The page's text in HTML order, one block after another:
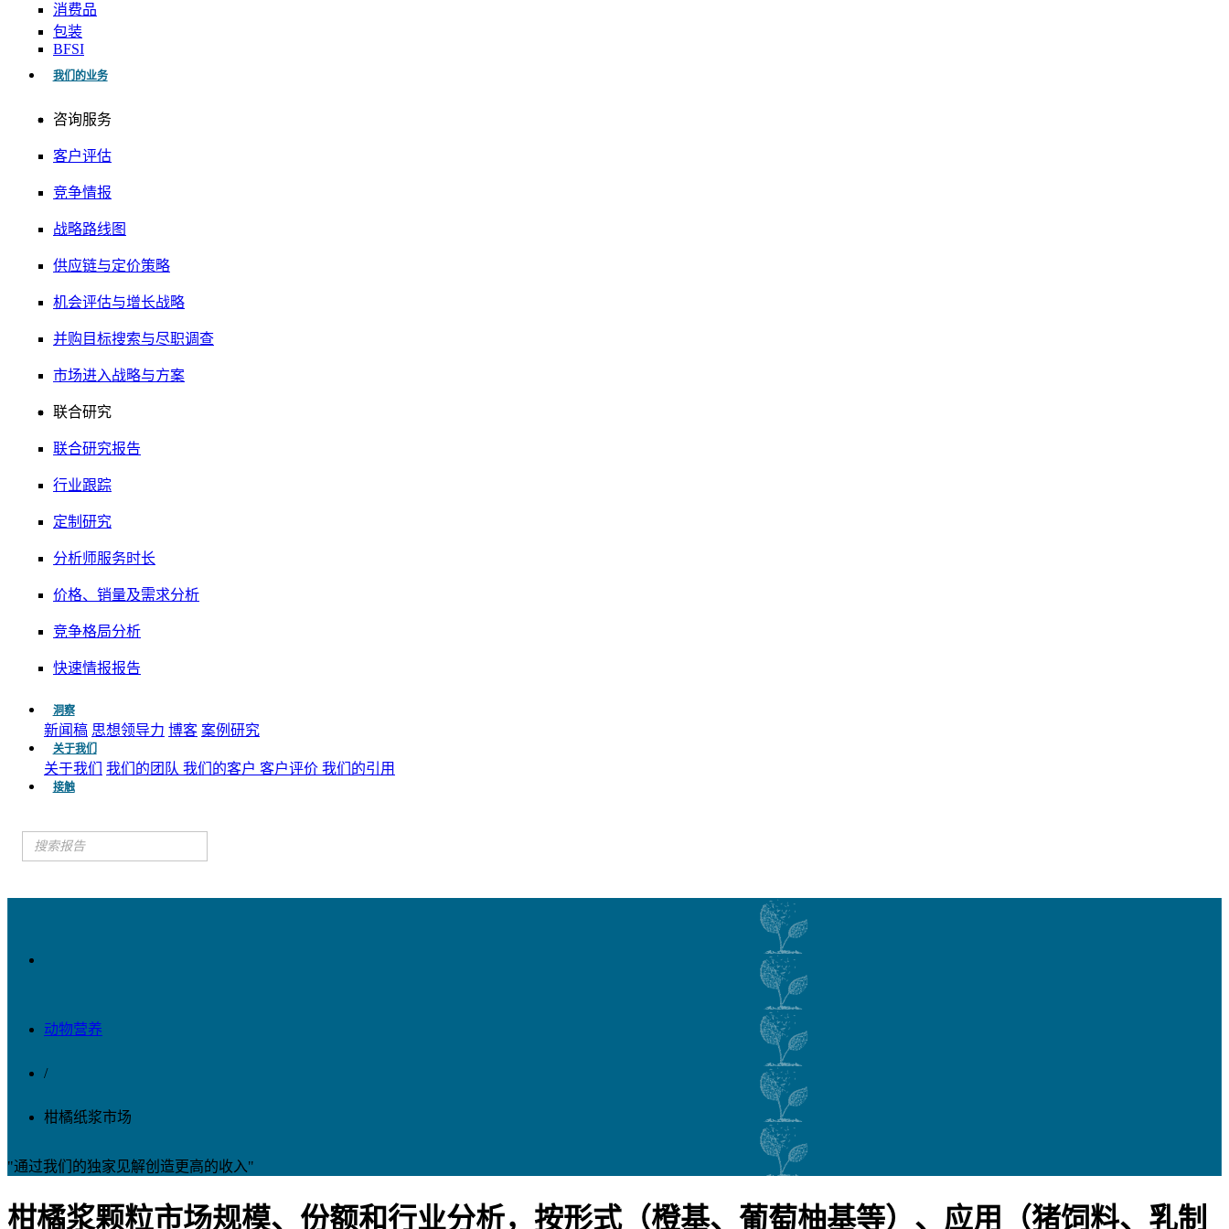
消费品
包装
BFSI
我们的业务
咨询服务
客户评估
竞争情报
战略路线图
供应链与定价策略
机会评估与增长战略
并购目标搜索与尽职调查
市场进入战略与方案
联合研究
联合研究报告
行业跟踪
定制研究
分析师服务时长
价格、销量及需求分析
竞争格局分析
快速情报报告
洞察
新闻稿 思想领导力 博客 案例研究
关于我们
关于我们 我们的团队 我们的客户 客户评价 我们的引用
接触
动物营养
/
柑橘纸浆市场
"通过我们的独家见解创造更高的收入"
柑橘浆颗粒市场规模、份额和行业分析，按形式（橙基、葡萄柚基等）、应用（猪饲料、乳制